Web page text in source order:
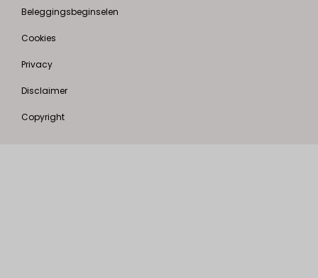
Beleggingsbeginselen
Cookies
Privacy
Disclaimer
Copyright